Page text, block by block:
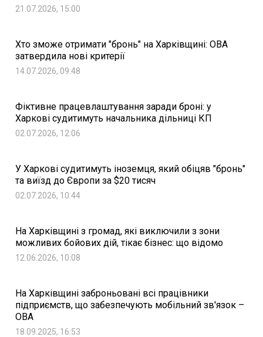
21.07.2026, 15:00
Хто зможе отримати "бронь" на Харківщині: ОВА
затвердила нові критерії
14.07.2026, 09:48
Фіктивне працевлаштування заради броні: у
Харкові судитимуть начальника дільниці КП
02.07.2026, 12:06
У Харкові судитимуть іноземця, який обіцяв "бронь"
та виїзд до Європи за $20 тисяч
02.07.2026, 10:44
На Харківщині з громад, які виключили з зони
можливих бойових дій, тікає бізнес: що відомо
12.06.2026, 10:08
На Харківщині заброньовані всі працівники
підприємств, що забезпечують мобільний зв'язок –
ОВА
18.09.2025, 16:53